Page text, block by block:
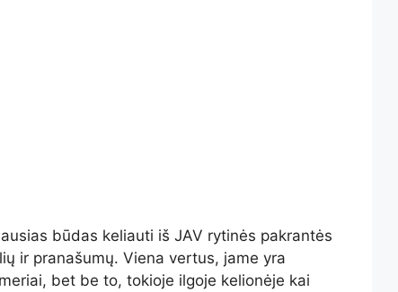
būdas keliauti iš JAV rytinės pakrantės
ir pranašumų. Viena vertus, jame yra
bet be to, tokioje ilgoje kelionėje kai